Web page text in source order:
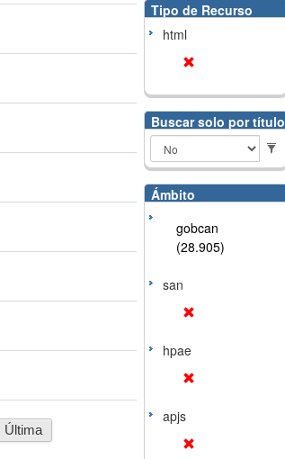
Última
Tipo de Recurso
html
Buscar solo por título
Ámbito
gobcan
(28.905)
san
hpae
apjs